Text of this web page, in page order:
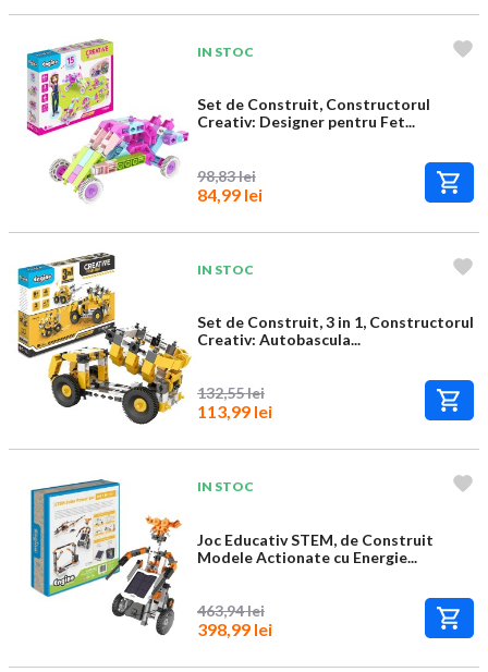
IN STOC
Set de Construit, Constructorul
Creativ: Designer pentru Fet...
98,83 lei
84,99 lei
IN STOC
Set de Construit, 3 in 1, Constructorul
Creativ: Autobascula...
132,55 lei
113,99 lei
IN STOC
Joc Educativ STEM, de Construit
Modele Actionate cu Energie...
463,94 lei
398,99 lei